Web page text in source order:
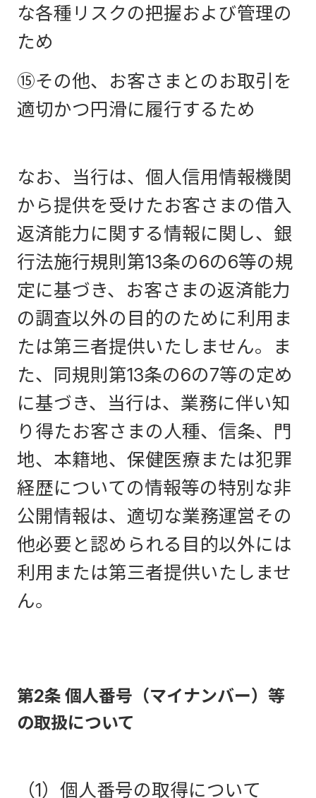
な各種リスクの把握および管理の
ため
⑮その他、お客さまとのお取引を
適切かつ円滑に履行するため
なお、当行は、個人信用情報機関
から提供を受けたお客さまの借入
返済能力に関する情報に関し、銀
行法施行規則第13条の6の6等の規
定に基づき、お客さまの返済能力
の調査以外の目的のために利用ま
たは第三者提供いたしません。ま
た、同規則第13条の6の7等の定め
に基づき、当行は、業務に伴い知
り得たお客さまの人種、信条、門
地、本籍地、保健医療または犯罪
経歴についての情報等の特別な非
公開情報は、適切な業務運営その
他必要と認められる目的以外には
利用または第三者提供いたしませ
ん。
第2条 個人番号（マイナンバー）等
の取扱について
（1）個人番号の取得について